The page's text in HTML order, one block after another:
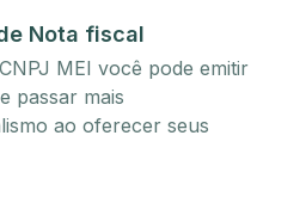
Nota fiscal
MEI você pode emitir
passar mais
ao oferecer seus